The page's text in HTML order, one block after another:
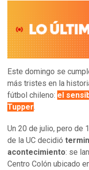
Este domingo se
más tristes en la
fútbol chileno: el
Tupper.
Un 20 de julio, pero de
de la UC decidió
acontecimiento: se
Centro Colón ubicado